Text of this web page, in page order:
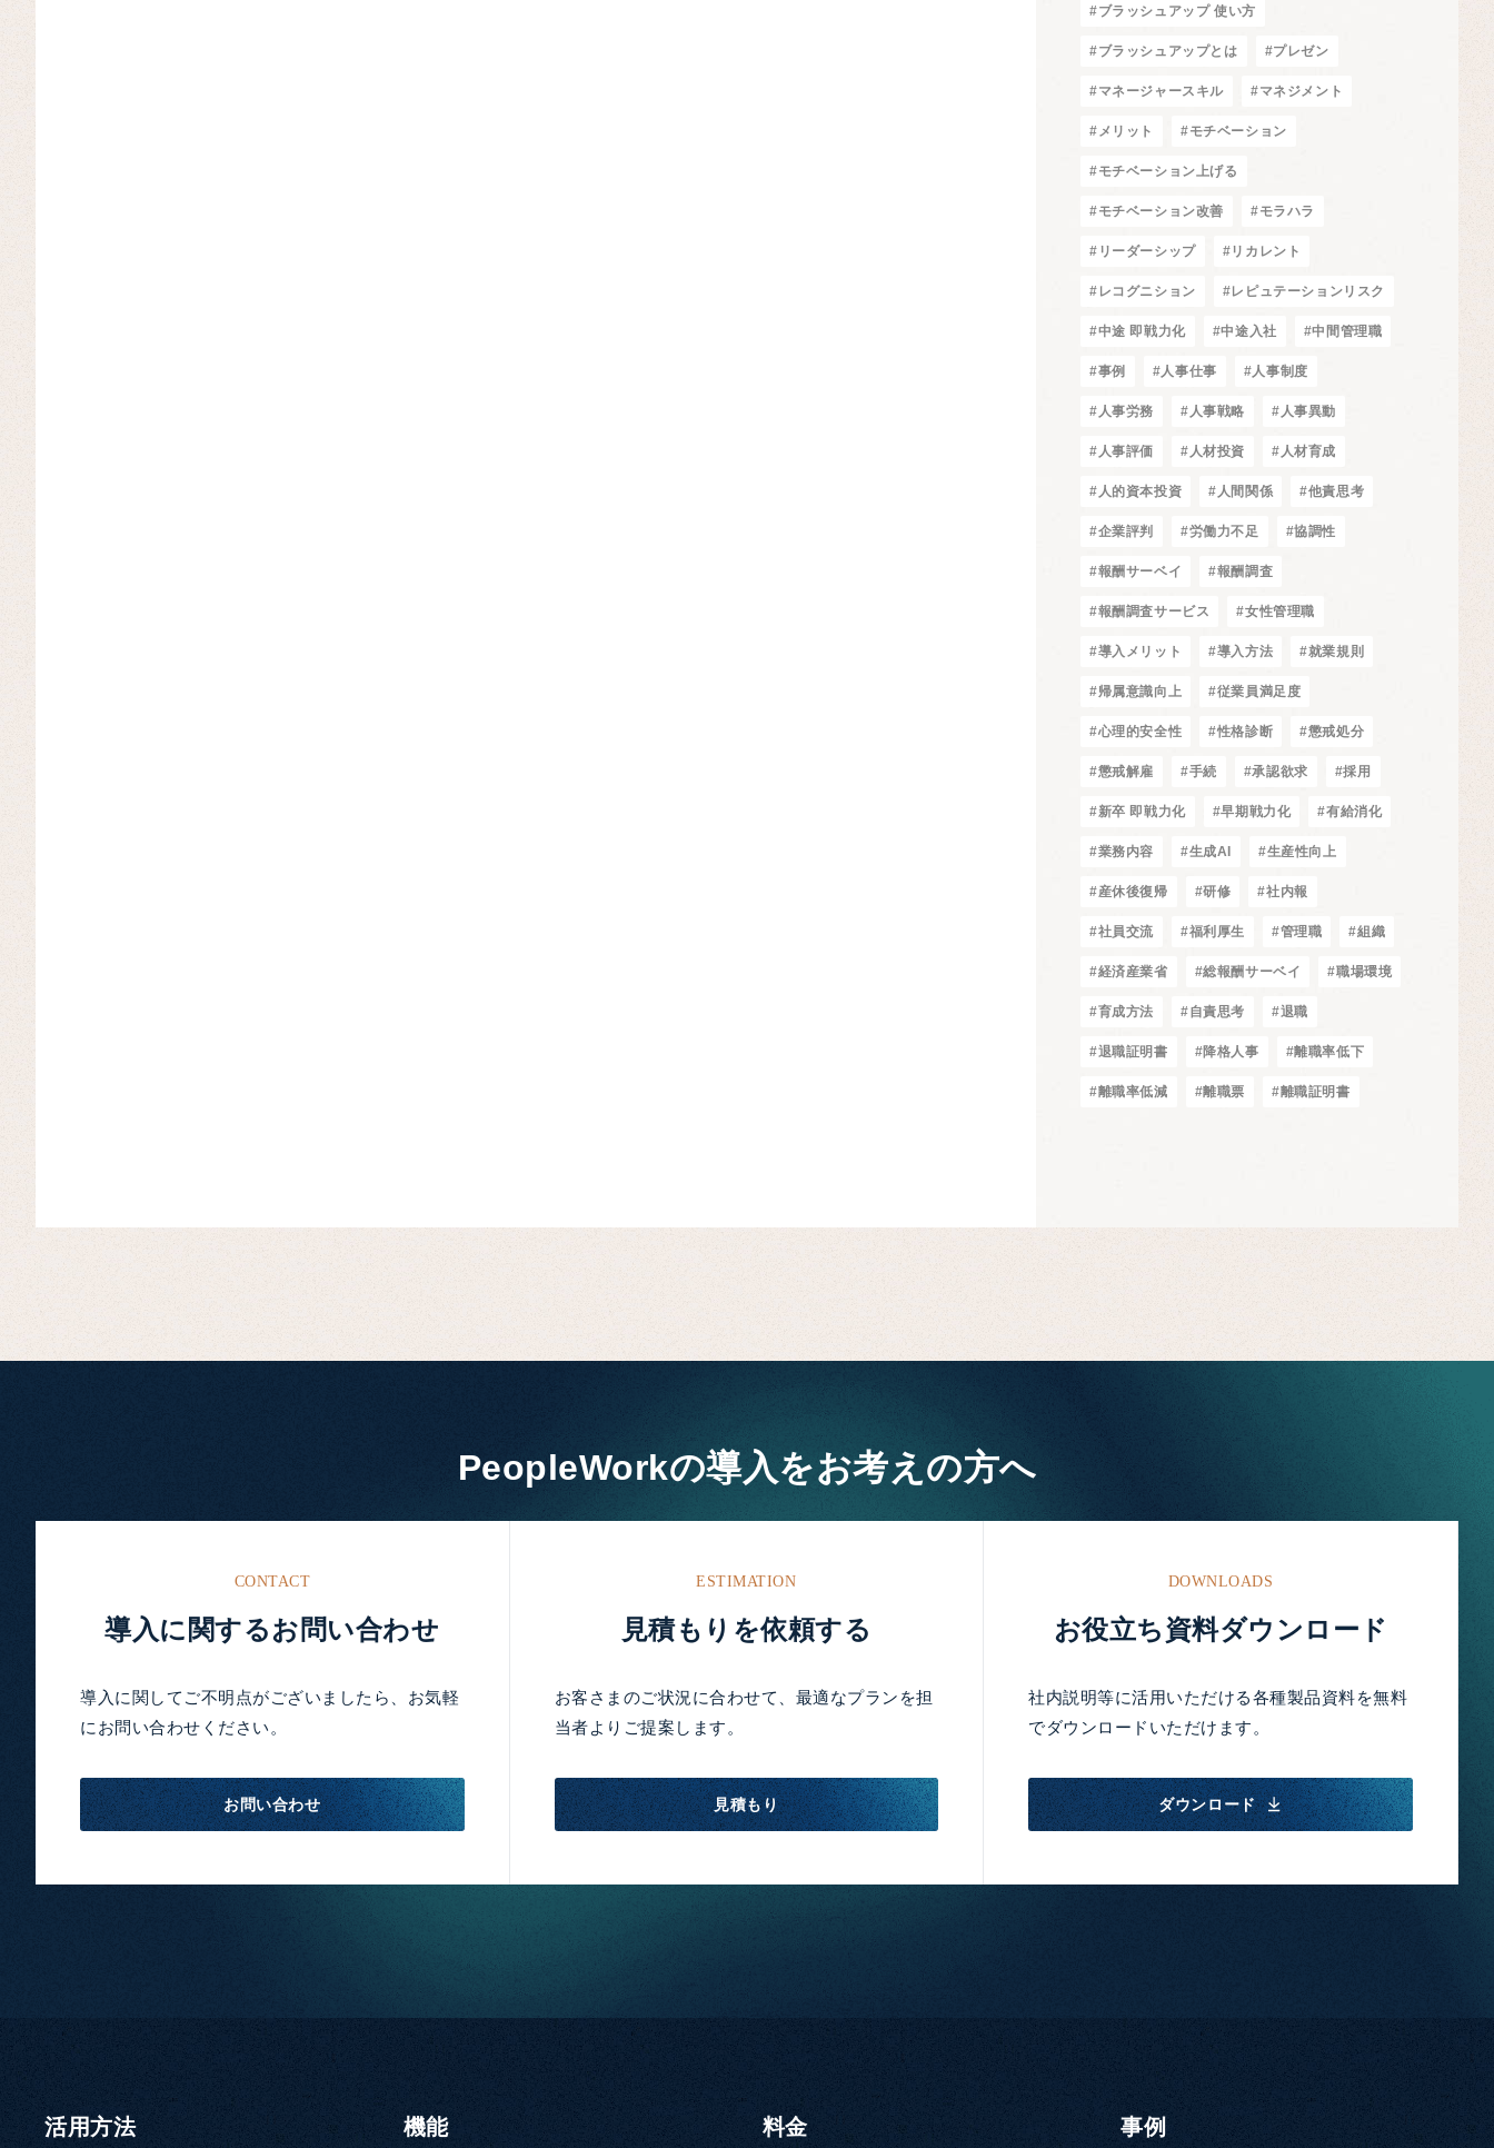
#ブラッシュアップ 使い方
#ブラッシュアップとは #プレゼン
#マネージャースキル #マネジメント
#メリット #モチベーション
#モチベーション上げる
#モチベーション改善 #モラハラ
#リーダーシップ #リカレント
#レコグニション #レピュテーションリスク
#中途 即戦力化 #中途入社 #中間管理職
#事例 #人事仕事 #人事制度
#人事労務 #人事戦略 #人事異動
#人事評価 #人材投資 #人材育成
#人的資本投資 #人間関係 #他責思考
#企業評判 #労働力不足 #協調性
#報酬サーベイ #報酬調査
#報酬調査サービス #女性管理職
#導入メリット #導入方法 #就業規則
#帰属意識向上 #従業員満足度
#心理的安全性 #性格診断 #懲戒処分
#懲戒解雇 #手続 #承認欲求 #採用
#新卒 即戦力化 #早期戦力化 #有給消化
#業務内容 #生成AI #生産性向上
#産休後復帰 #研修 #社内報
#社員交流 #福利厚生 #管理職 #組織
#経済産業省 #総報酬サーベイ #職場環境
#育成方法 #自責思考 #退職
#退職証明書 #降格人事 #離職率低下
#離職率低減 #離職票 #離職証明書
PeopleWorkの導入をお考えの方へ
CONTACT
導入に関するお問い合わせ
導入に関してご不明点がございましたら、お気軽
にお問い合わせください。
お問い合わせ
ESTIMATION
見積もりを依頼する
お客さまのご状況に合わせて、最適なプランを担
当者よりご提案します。
見積もり
DOWNLOADS
お役立ち資料ダウンロード
社内説明等に活用いただける各種製品資料を無料
でダウンロードいただけます。
ダウンロード
活用方法 機能 料金 事例